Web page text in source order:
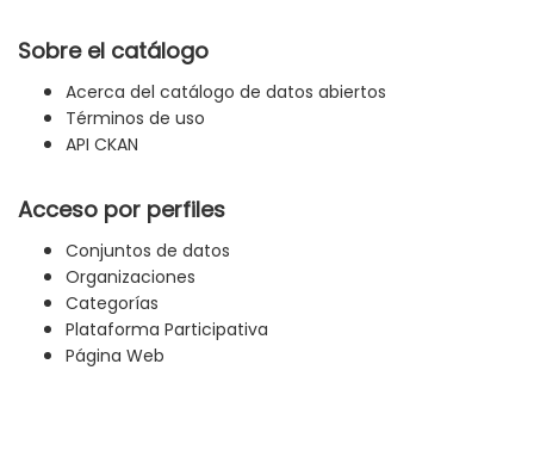
Sobre el catálogo
Acerca del catálogo de datos abiertos
Términos de uso
API CKAN
Acceso por perfiles
Conjuntos de datos
Organizaciones
Categorías
Plataforma Participativa
Página Web